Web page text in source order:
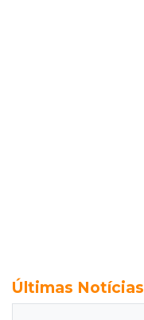
Últimas Notícias